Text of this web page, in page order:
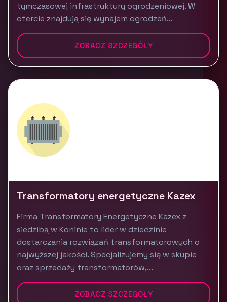
tymczasowej infrastruktury ogrodzeniowej. W
ofercie znajdują się wynajem ogrodzeń...
ZOBACZ SZCZEGÓŁY
Transformatory energetyczne Kazex
Firma Transformatory Energetyczne Kazex z
siedzibą w Koninie to lider w dziedzinie
dostarczania rozwiązań transformatorowych o
najwyższej jakości. Specjalizujemy się w skupie
oraz sprzedaży transformatorów,...
ZOBACZ SZCZEGÓŁY